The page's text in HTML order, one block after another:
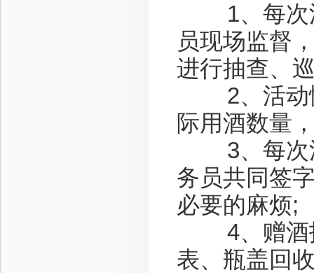
1、每次活
员现场监督
进行抽查、
2、活动情
际用酒数量
3、每次活
务员共同签
必要的麻烦;
4、赠酒报
表、瓶盖回